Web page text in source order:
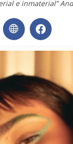
e inmaterial”